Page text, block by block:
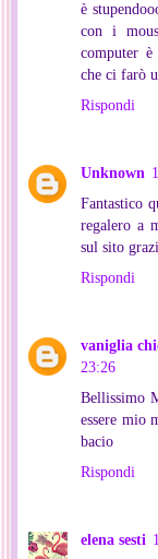
è
con i
computer
che ci farò
Rispondi
Unknown
Fantastico
regalero a
sul sito
Rispondi
vaniglia
23:26
Bellissimo
essere mio
bacio
Rispondi
elena sesti